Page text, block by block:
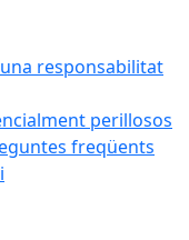
responsabilitat
perillosos
freqüents